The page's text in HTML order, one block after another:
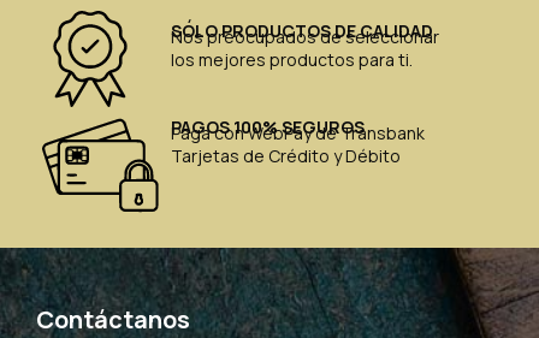
SÓLO PRODUCTOS DE CALIDAD
Nos preocupados de seleccionar
los mejores productos para ti.
PAGOS 100% SEGUROS
Paga con WebPay de Transbank
Tarjetas de Crédito y Débito
Contáctanos